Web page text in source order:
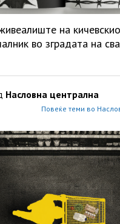
на
во зградата на
Насловна централна
Повеќе теми во